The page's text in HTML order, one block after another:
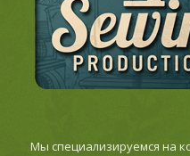
Мы специализируемся на